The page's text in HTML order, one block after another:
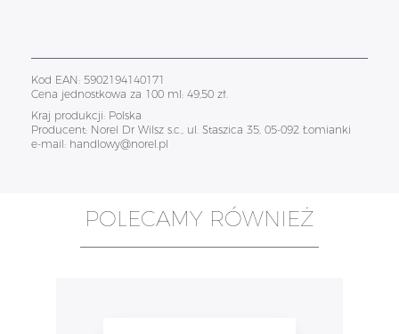
Kod EAN: 5902194140171
Cena jednostkowa za 100 ml: 49,50 zł.
Kraj produkcji: Polska
Producent: Norel Dr Wilsz s.c., ul. Staszica 35, 05-092 Łomianki
e-mail: handlowy@norel.pl
POLECAMY RÓWNIEŻ